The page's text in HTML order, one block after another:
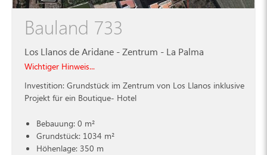
Bauland 733
Los Llanos de Aridane - Zentrum - La Palma
Wichtiger Hinweis...
Investition: Grundstück im Zentrum von Los Llanos inklusive
Projekt für ein Boutique- Hotel
Bebauung: 0 m²
Grundstück: 1034 m²
Höhenlage: 350 m